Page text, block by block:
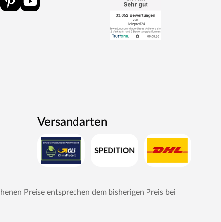
Versandarten
Preise entsprechen dem bisherigen Preis bei